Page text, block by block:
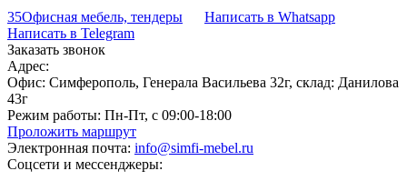
35Офисная мебель, тендеры
Написать в Whatsapp
Написать в Telegram
Заказать звонок
Адрес:
Офис: Симферополь, Генерала Васильева 32г, склад: Данилова
43г
Режим работы: Пн-Пт, с 09:00-18:00
Проложить маршрут
Электронная почта: info@simfi-mebel.ru
Соцсети и мессенджеры: